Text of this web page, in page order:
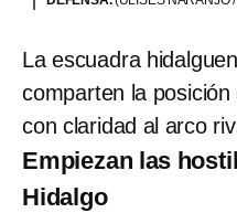
La escuadra
comparten la
con claridad al arco
Empiezan las
Hidalgo